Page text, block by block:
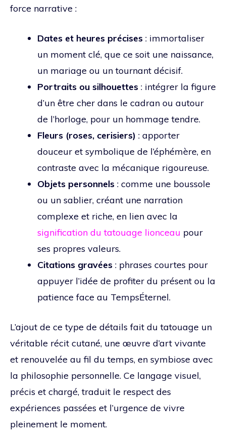
force narrative :
Dates et heures précises : immortaliser
un moment clé, que ce soit une naissance,
un mariage ou un tournant décisif.
Portraits ou silhouettes : intégrer la figure
d’un être cher dans le cadran ou autour
de l’horloge, pour un hommage tendre.
Fleurs (roses, cerisiers) : apporter
douceur et symbolique de l’éphémère, en
contraste avec la mécanique rigoureuse.
Objets personnels : comme une boussole
ou un sablier, créant une narration
complexe et riche, en lien avec la
signification du tatouage lionceau pour
ses propres valeurs.
Citations gravées : phrases courtes pour
appuyer l’idée de profiter du présent ou la
patience face au TempsÉternel.
L’ajout de ce type de détails fait du tatouage un
véritable récit cutané, une œuvre d’art vivante
et renouvelée au fil du temps, en symbiose avec
la philosophie personnelle. Ce langage visuel,
précis et chargé, traduit le respect des
expériences passées et l’urgence de vivre
pleinement le moment.